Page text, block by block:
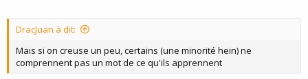
DracJuan à dit:
Mais si on creuse un peu, certains (une minorité hein) ne
comprennent pas un mot de ce qu'ils apprennent